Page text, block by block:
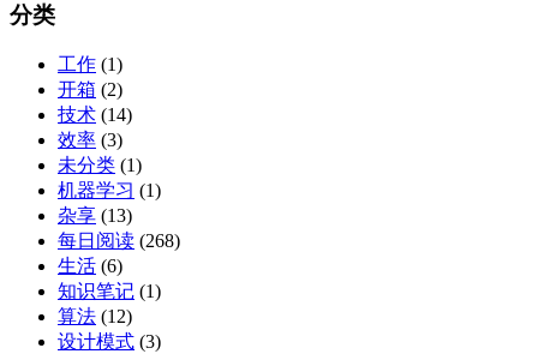
分类
工作 (1)
开箱 (2)
技术 (14)
效率 (3)
未分类 (1)
机器学习 (1)
杂享 (13)
每日阅读 (268)
生活 (6)
知识笔记 (1)
算法 (12)
设计模式 (3)